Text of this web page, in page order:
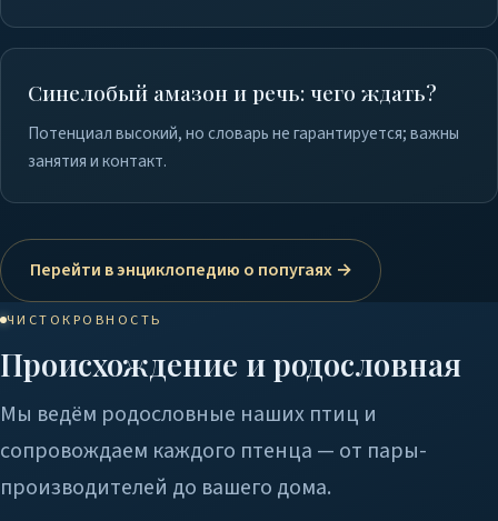
Синелобый амазон и речь: чего ждать?
Потенциал высокий, но словарь не гарантируется; важны
занятия и контакт.
Перейти в энциклопедию о попугаях →
ЧИСТОКРОВНОСТЬ
Происхождение и родословная
Мы ведём родословные наших птиц и
сопровождаем каждого птенца — от пары-
производителей до вашего дома.